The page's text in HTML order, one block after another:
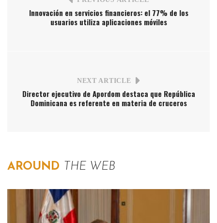
Innovación en servicios financieros: el 77% de los
usuarios utiliza aplicaciones móviles
NEXT ARTICLE
Director ejecutivo de Apordom destaca que República
Dominicana es referente en materia de cruceros
AROUND THE WEB